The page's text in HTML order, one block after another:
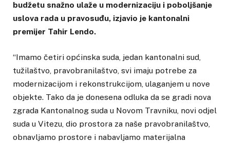
budžetu snažno ulaže u modernizaciju i poboljšanje
uslova rada u pravosuđu, izjavio je kantonalni
premijer Tahir Lendo.
“Imamo četiri općinska suda, jedan kantonalni sud,
tužilaštvo, pravobranilaštvo, svi imaju potrebe za
modernizacijom i rekonstrukcijom, ulaganjem u nove
objekte. Tako da je donesena odluka da se gradi nova
zgrada Kantonalnog suda u Novom Travniku, novi odjel
suda u Vitezu, dio prostora za naše pravobranilaštvo,
obnavljamo prostore i nabavljamo materijalna